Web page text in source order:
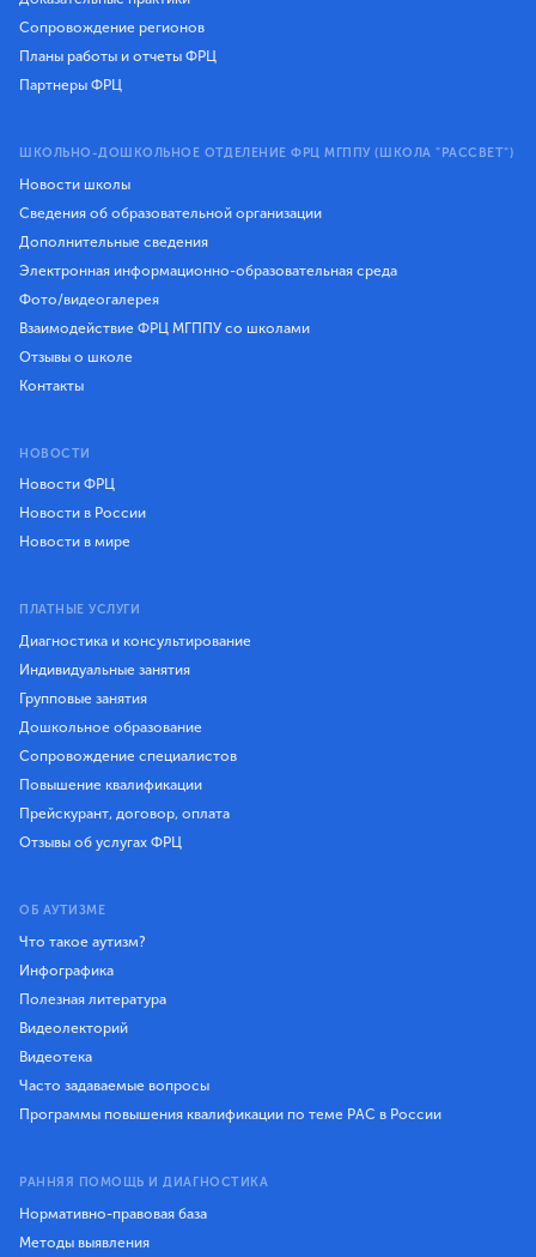
Сопровождение регионов
Планы работы и отчеты ФРЦ
Партнеры ФРЦ
ШКОЛЬНО-ДОШКОЛЬНОЕ ОТДЕЛЕНИЕ ФРЦ МГППУ (ШКОЛА "РАССВЕТ")
Новости школы
Сведения об образовательной организации
Дополнительные сведения
Электронная информационно-образовательная среда
Фото/видеогалерея
Взаимодействие ФРЦ МГППУ со школами
Отзывы о школе
Контакты
НОВОСТИ
Новости ФРЦ
Новости в России
Новости в мире
ПЛАТНЫЕ УСЛУГИ
Диагностика и консультирование
Индивидуальные занятия
Групповые занятия
Дошкольное образование
Сопровождение специалистов
Повышение квалификации
Прейскурант, договор, оплата
Отзывы об услугах ФРЦ
ОБ АУТИЗМЕ
Что такое аутизм?
Инфографика
Полезная литература
Видеолекторий
Видеотека
Часто задаваемые вопросы
Программы повышения квалификации по теме РАС в России
РАННЯЯ ПОМОЩЬ И ДИАГНОСТИКА
Нормативно-правовая база
Методы выявления